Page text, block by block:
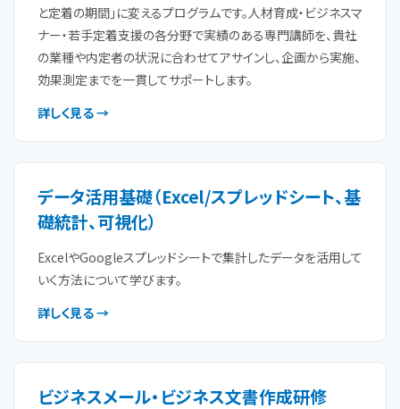
と定着の期間」に変えるプログラムです。人材育成・ビジネスマ
ナー・若手定着支援の各分野で実績のある専門講師を、貴社
の業種や内定者の状況に合わせてアサインし、企画から実施、
効果測定までを一貫してサポートします。
詳しく見る →
データ活用基礎（Excel/スプレッドシート、基
礎統計、可視化）
ExcelやGoogleスプレッドシートで集計したデータを活用して
いく方法について学びます。
詳しく見る →
ビジネスメール・ビジネス文書作成研修